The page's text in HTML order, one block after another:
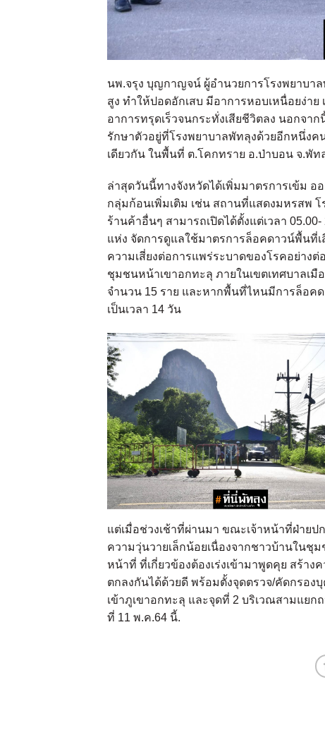
นพ.จรุง บุญกาญจน์ ผู้อำนวยการโรงพยาบา
สูง ทำให้ปอดอักเสบ มีอาการหอบเหนื่อยง่า
อาการทรุดเร็วจนกระทั่งเสียชีวิตลง นอกจา
รักษาตัวอยู่ที่โรงพยาบาลพัทลุงด้วยอีกหนึ่งค
เดียวกัน ในพื้นที่ ต.โคกทราย อ.ป่าบอน จ.พั
ล่าสุดวันนี้ทางจังหวัดได้เพิ่มมาตรการเข้ม
กลุ่มก้อนเพิ่มเติม เช่น สถานที่แสดงมหรสพ
ร้านค้าอื่นๆ สามารถเปิดได้ตั้งแต่เวลา
แห่ง จัดการดูแลใช้มาตรการล็อคดาวน์พื้นที่
ความเสี่ยงต่อการแพร่ระบาดของโรคอย่าง
ชุมชนหน้าเขาอกทะลุ ภายในเขตเทศบาลเ
จำนวน 15 ราย และหากพื้นที่ไหนมีการล็อค
เป็นเวลา 14 วัน
แต่เมื่อช่วงเช้าที่ผ่านมา ขณะเจ้าหน้าที่ฝ่าย
ความวุ่นวายเล็กน้อยเนื่องจากชาวบ้านในชุ
หน้าที่ ที่เกี่ยวข้องต้องเร่งเข้ามาพูดคุย สร้า
ตกลงกันได้ด้วยดี พร้อมตั้งจุดตรวจ/คัดกรอง
เข้าภูเขาอกทะลุ และจุดที่ 2 บริเวณสามแยก
ที่ 11 พ.ค.64 นี้.